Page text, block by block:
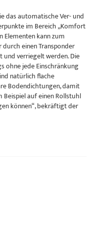
das automatische Ver- und
im Bereich „Komfort
kann zum
einen Transponder
verriegelt werden. Die
ohne jede Einschränkung
natürlich flache
Bodendichtungen, damit
Beispiel auf einen Rollstuhl
können“, bekräftigt der